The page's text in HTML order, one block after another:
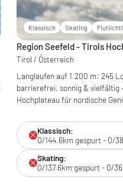
Klassisch Skating
Region Seefeld - Tirols
Tirol / Österreich
Langlaufen auf 1.200 m: 245
barrierefrei, sonnig & vielfältig
Hochplateau für nordische
Klassisch:
0/144.6km gespurt - 0/
Skating:
0/137.6km gespurt - 0/